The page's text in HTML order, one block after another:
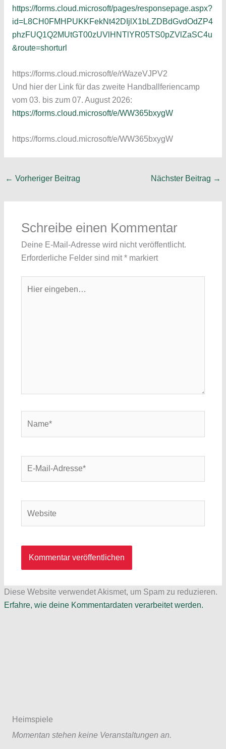
https://forms.cloud.microsoft/pages/responsepage.aspx?
id=L8CH0FMHPUKKFekNt42DIjlX1bLZDBdGvdOdZP4
phzFUQ1Q2MUtGT00zUVlHNTlYR05TS0pZVlZaSC4u
&route=shorturl
https://forms.cloud.microsoft/e/rWazeVJPV2
Und hier der Link für das zweite Handballferiencamp
vom 03. bis zum 07. August 2026:
https://forms.cloud.microsoft/e/WW365bxygW
https://forms.cloud.microsoft/e/WW365bxygW
← Vorheriger Beitrag Nächster Beitrag →
Schreibe einen Kommentar
Deine E-Mail-Adresse wird nicht veröffentlicht.
Erforderliche Felder sind mit*markiert
eingeben…
Diese Website verwendet Akismet, um Spam zu reduzieren.
Erfahre, wie deine Kommentardaten verarbeitet werden.
Heimspiele
Momentan stehen keine Veranstaltungen an.